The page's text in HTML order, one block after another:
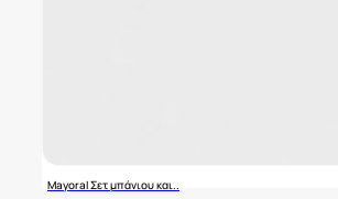
Mayoral Σετ μπάνιου και..